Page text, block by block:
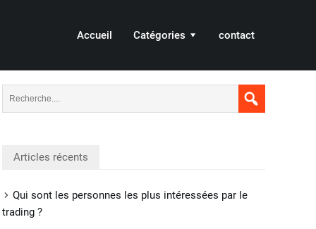
Accueil Catégories contact
Articles récents
Qui sont les personnes les plus intéressées par le
trading ?